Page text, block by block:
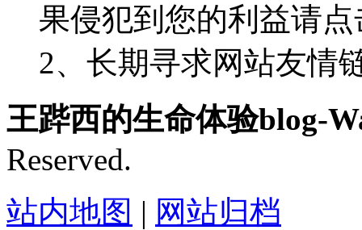
果侵犯到您的利益请
2、长期寻求网站友情
王跸西的生命体验blog-
Reserved.
站内地图 | 网站归档